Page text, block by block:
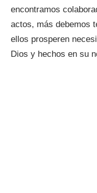
encontramos
actos, más debemos
ellos prosperen
Dios y hechos en su